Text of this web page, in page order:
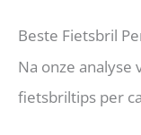
Beste Fietsbril
Na onze analyse
fietsbriltips per